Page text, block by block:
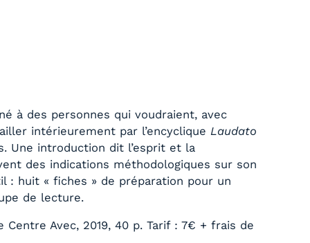
à des personnes qui voudraient, avec
intérieurement par l’encycliqueLaudato
Une introduction dit l’esprit et la
des indications méthodologiques sur son
: huit « fiches » de préparation pour un
de lecture.
Avec, 2019, 40 p. Tarif : 7€ + frais de